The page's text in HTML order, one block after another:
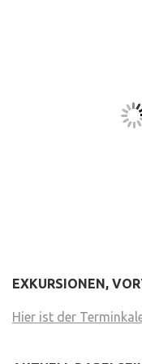
EXKURSIONEN,
Hier ist der